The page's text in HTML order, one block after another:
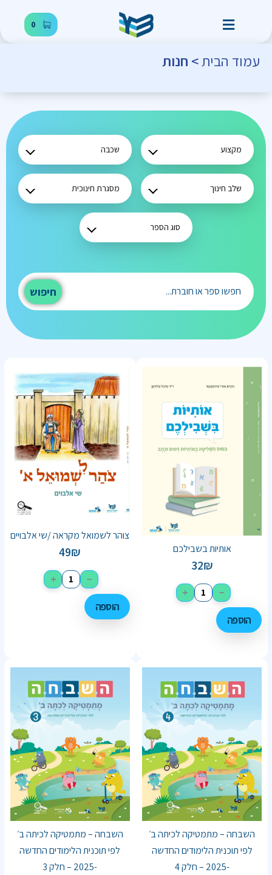
0
עמוד הבית> חנות
חיפוש
אותיות בשבילכם
32₪
−
+
הוספה
צוהר לשמואל מקראה /שי אלבויים
49₪
−
+
הוספה
השבחה – מתמטיקה לכיתה ב׳
לפי תוכנית הלימודים החדשה
-2025 – חלק 4
השבחה – מתמטיקה לכיתה ב׳
לפי תוכנית הלימודים החדשה
-2025 – חלק 3